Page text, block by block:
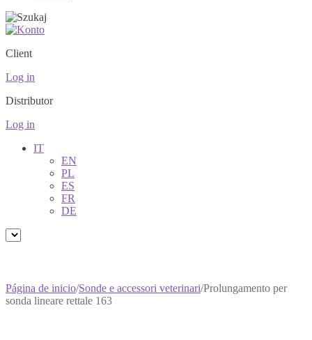
Client
Log in
Distributor
Log in
IT
EN
PL
ES
FR
DE
Página de inicio/Sonde e accessori veterinari/Prolungamento per
sonda lineare rettale 163